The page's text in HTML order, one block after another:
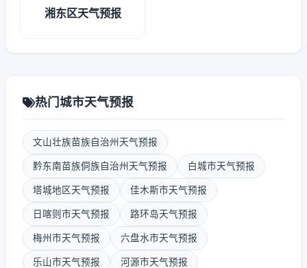
湘东区天气预报
热门城市天气预报
文山壮族苗族自治州天气预报
黔东南苗族侗族自治州天气预报 白城市天气预报
塔城地区天气预报 佳木斯市天气预报
日喀则市天气预报 路环岛天气预报
梅州市天气预报 六盘水市天气预报
乐山市天气预报 河源市天气预报